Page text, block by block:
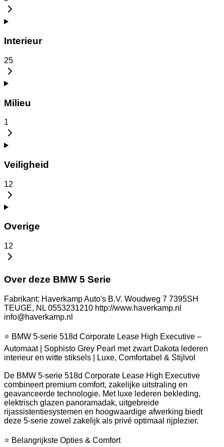
Interieur
25
Milieu
1
Veiligheid
12
Overige
12
Over deze BMW 5 Serie
Fabrikant: Haverkamp Auto's B.V. Woudweg 7 7395SH
TEUGE, NL 0553231210 http://www.haverkamp.nl
info@haverkamp.nl
⭐ BMW 5-serie 518d Corporate Lease High Executive –
Automaat | Sophisto Grey Pearl met zwart Dakota lederen
interieur en witte stiksels | Luxe, Comfortabel & Stijlvol
De BMW 5-serie 518d Corporate Lease High Executive
combineert premium comfort, zakelijke uitstraling en
geavanceerde technologie. Met luxe lederen bekleding,
elektrisch glazen panoramadak, uitgebreide
rijassistentiesystemen en hoogwaardige afwerking biedt
deze 5-serie zowel zakelijk als privé optimaal rijplezier.
⭐ Belangrijkste Opties & Comfort